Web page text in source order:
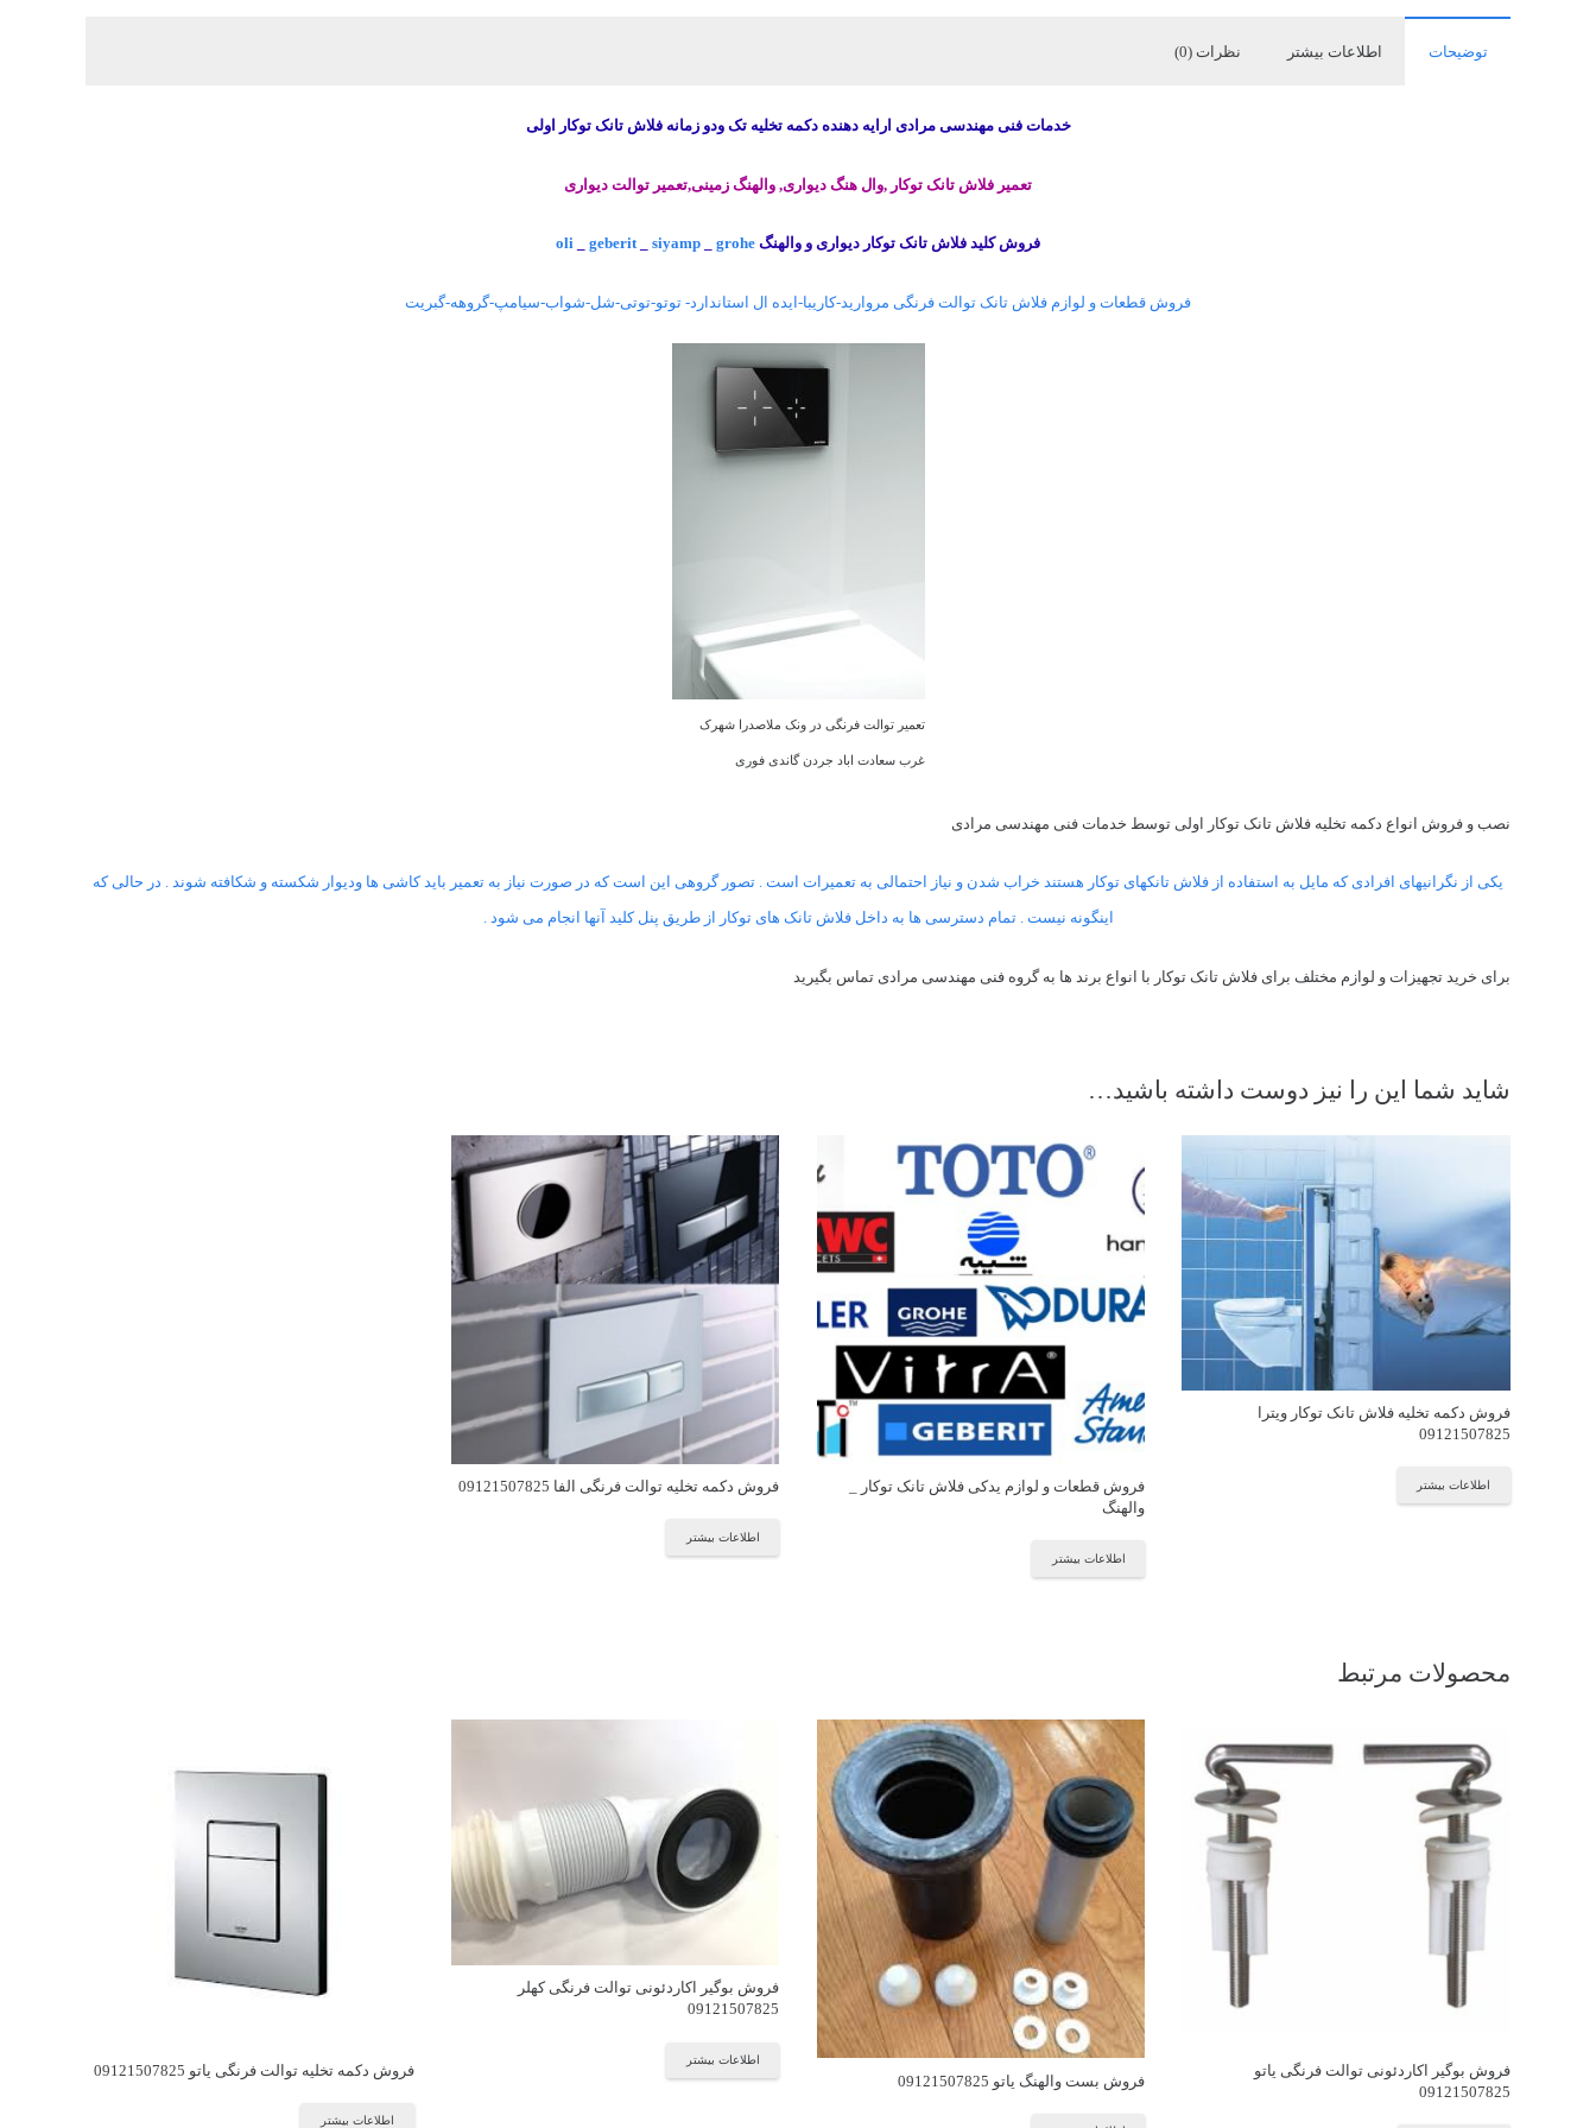
توضیحات اطلاعات بیشتر نظرات (0)
خدمات فنی مهندسی مرادی ارایه دهنده دکمه تخلیه تک ودو زمانه فلاش تانک توکار اولی
تعمیر فلاش تانک توکار ,وال هنگ دیواری, والهنگ زمینی,تعمیر توالت دیواری
فروش کلید فلاش تانک توکار دیواری و والهنگ oli geberit_ siyamp grohe
فروش قطعات و لوازم فلاش تانک توالت فرنگی مروارید-کاریبا-ایده ال استاندارد- توتو-توتی-شل-شواب-سیامپ-گروهه-گبریت
تعمیر توالت فرنگی در ونک ملاصدرا شهرک
غرب سعادت اباد جردن گاندی فوری
نصب و فروش انواع دکمه تخلیه فلاش تانک توکار اولی توسط خدمات فنی مهندسی مرادی
یکی از نگرانیهای افرادی که مایل به استفاده از فلاش تانکهای توکار هستند خراب شدن و نیاز احتمالی به تعمیرات است . تصور گروهی این است که در صورت نیاز به تعمیر باید کاشی ها ودیوار شکسته و شکافته شوند . در حالی که
اینگونه نیست . تمام دسترسی ها به داخل فلاش تانک های توکار از طریق پنل کلید آنها انجام می شود .
برای خرید تجهیزات و لوازم مختلف برای فلاش تانک توکار با انواع برند ها به گروه فنی مهندسی مرادی تماس بگیرید
شاید شما این را نیز دوست داشته باشید…
فروش دکمه تخلیه فلاش تانک توکار ویترا
09121507825
اطلاعات بیشتر
فروش قطعات و لوازم یدکی فلاش تانک توکار _
والهنگ
اطلاعات بیشتر
فروش دکمه تخلیه توالت فرنگی الفا 09121507825
اطلاعات بیشتر
محصولات مرتبط
فروش بوگیر اکاردئونی توالت فرنگی یاتو
09121507825
فروش بست والهنگ یاتو 09121507825
فروش بوگیر اکاردئونی توالت فرنگی کهلر
09121507825
اطلاعات بیشتر
فروش دکمه تخلیه توالت فرنگی یاتو 09121507825
اطلاعات بیشتر